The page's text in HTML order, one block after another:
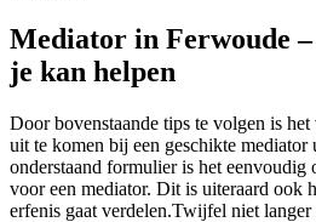
Mediator in Ferwoude –
je kan helpen
Door bovenstaande tips te volgen is
uit te komen bij een geschikte
onderstaand formulier is het eenvoudig
voor een mediator. Dit is uiteraard ook
erfenis gaat verdelen.Twijfel niet langer